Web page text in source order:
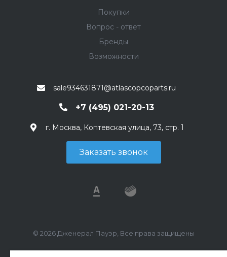
Покупки
Вопрос - ответ
Бренды
Возможности
sale934631871@atlascopcoparts.ru
+7 (495) 021-20-13
г. Москва, Коптевская улица, 73, стр. 1
Заказать звонок
© 2026 Дженерал Пауэр, Все права защищены